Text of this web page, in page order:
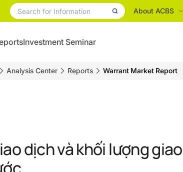
About ACBS
Investment Seminar
Analysis Center Reports Warrant Market Report
dịch và khối lượng